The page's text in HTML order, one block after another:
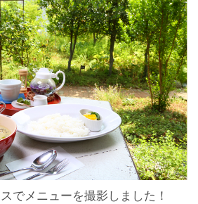
でメニューを撮影しました！